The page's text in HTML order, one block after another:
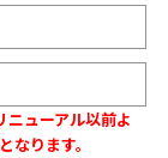
ニューアル以前よ
なります。